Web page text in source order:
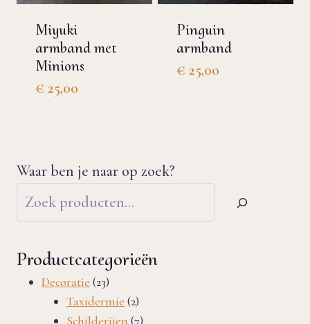
Miyuki
armband met
Minions
€ 25,00
Pinguin
armband
€ 25,00
Waar ben je naar op zoek?
Productcategorieën
Decoratie 2323
producten
Taxidermie 22
producten
Schilderijen 77